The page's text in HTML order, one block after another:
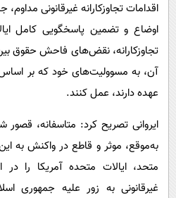
اقدامات تجاوزکارانه غیرقانونی
اوضاع و تضمین پاسخگویی کامل
تجاوزکارانه، نقض‌های فاحش حقوق
آن، به مسوولیت‌های خود که بر
عهده دارند، عمل کنند.
ایروانی تصریح کرد: متاسفانه، قصور
به‌موقع، موثر و قاطع در واکنش به
متحد، ایالات متحده آمریکا را
غیرقانونی به زور علیه جمهوری